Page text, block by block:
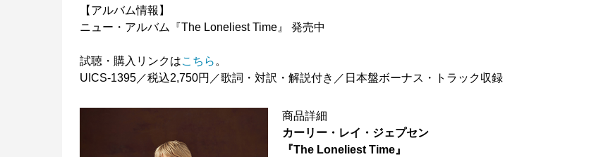
【アルバム情報】
ニュー・アルバム『The Loneliest Time』 発売中
試聴・購入リンクはこちら 。
UICS-1395／税込2,750円／歌詞・対訳・解説付き／日本盤ボーナス・トラック収録
商品詳細
カーリー・レイ・ジェプセン
『The Loneliest Time』